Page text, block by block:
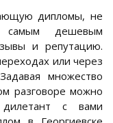
дипломы, не
самым дешевым
и репутацию.
или через
множество
разговоре можно
дилетант с вами